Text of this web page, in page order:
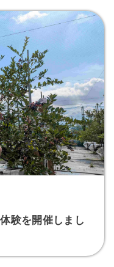
験を開催しまし